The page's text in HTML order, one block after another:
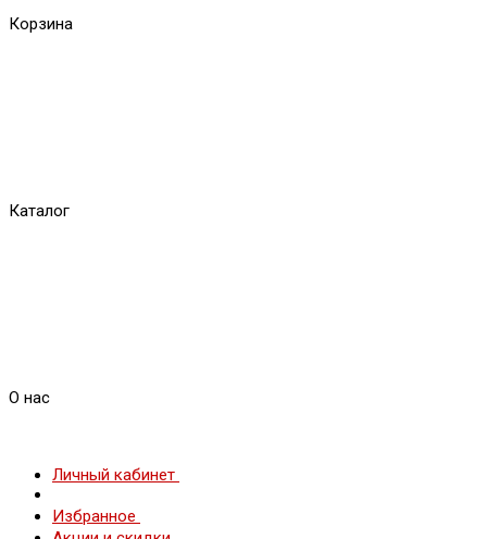
Корзина
Каталог
О нас
Личный кабинет
Избранное